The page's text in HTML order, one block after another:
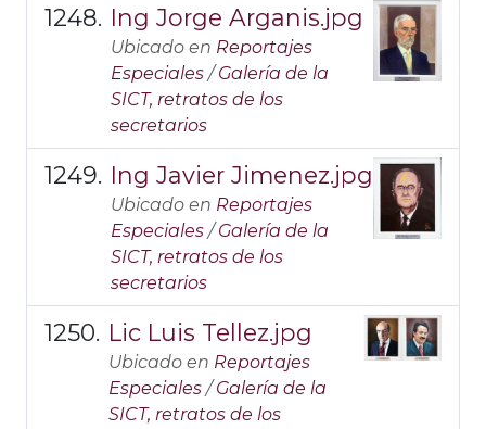
Ing Jorge Arganis.jpg
Ubicado en Reportajes
Especiales /Galería de la
SICT, retratos de los
secretarios
Ing Javier Jimenez.jpg
Ubicado en Reportajes
Especiales /Galería de la
SICT, retratos de los
secretarios
Lic Luis Tellez.jpg
Ubicado en Reportajes
Especiales /Galería de la
SICT, retratos de los